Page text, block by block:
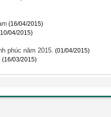
(16/04/2015)
04/2015)
phúc năm 2015. (01/04/2015)
(16/03/2015)